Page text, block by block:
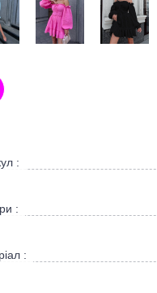
:
:
: